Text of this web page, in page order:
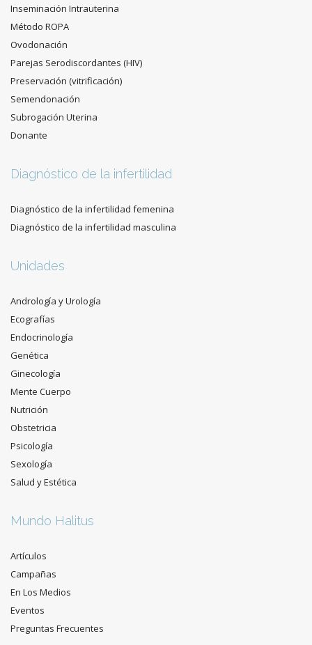
Inseminación Intrauterina
Método ROPA
Ovodonación
Parejas Serodiscordantes (HIV)
Preservación (vitrificación)
Semendonación
Subrogación Uterina
Donante
Diagnóstico de la infertilidad
Diagnóstico de la infertilidad femenina
Diagnóstico de la infertilidad masculina
Unidades
Andrología y Urología
Ecografías
Endocrinología
Genética
Ginecología
Mente Cuerpo
Nutrición
Obstetricia
Psicología
Sexología
Salud y Estética
Mundo Halitus
Artículos
Campañas
En Los Medios
Eventos
Preguntas Frecuentes